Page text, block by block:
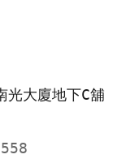
大廈地下C舖